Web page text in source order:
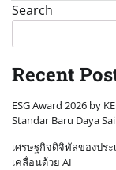
Search
Recent
ESG Award 2026 by
Standar Baru Daya
เศรษฐกิจดิจิทัลของปร
เคลื่อนด้วย AI